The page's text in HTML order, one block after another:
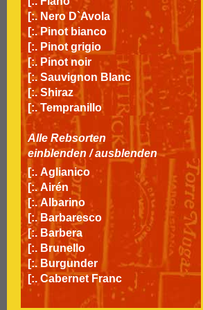
[:. Nero D`Avola
[:. Pinot bianco
[:. Pinot grigio
[:. Pinot noir
[:. Sauvignon Blanc
[:. Shiraz
[:. Tempranillo
Alle Rebsorten
einblenden /ausblenden
[:. Aglianico
[:. Airén
[:. Albarino
[:. Barbaresco
[:. Barbera
[:. Brunello
[:. Burgunder
[:. Cabernet Franc
[:.
Cabernet Sauvignon